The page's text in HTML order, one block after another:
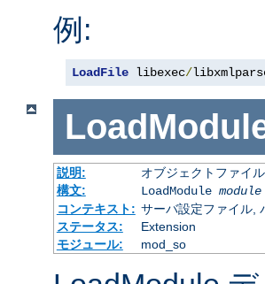
例:
LoadFile libexec/
説明:
オブジェクトファイ
構文:
LoadModule
コンテキスト: サーバ設定ファイル,
ステータス:
Extension
モジュール:
mod_so